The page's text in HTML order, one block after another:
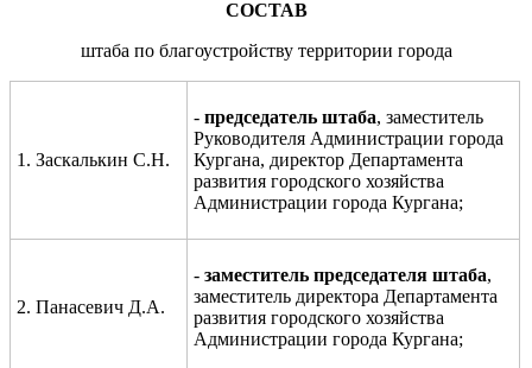
СОСТАВ
штаба по благоустройству территории города
1. Заскалькин С.Н.
- председатель штаба, заместитель
Руководителя Администрации города
Кургана, директор Департамента
развития городского хозяйства
Администрации города Кургана;
2. Панасевич Д.А.
- заместитель председателя штаба,
заместитель директора Департамента
развития городского хозяйства
Администрации города Кургана;